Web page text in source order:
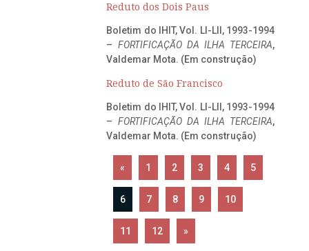
Reduto dos Dois Paus
Boletim do IHIT, Vol. LI-LII, 1993-1994
– FORTIFICAÇÃO DA ILHA TERCEIRA,
Valdemar Mota. (Em construção)
Reduto de São Francisco
Boletim do IHIT, Vol. LI-LII, 1993-1994
– FORTIFICAÇÃO DA ILHA TERCEIRA,
Valdemar Mota. (Em construção)
« 1 2 3 4 5
6 7 8 9 10
11 12 »